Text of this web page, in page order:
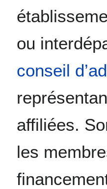
ou
conseil
affiliées.
les